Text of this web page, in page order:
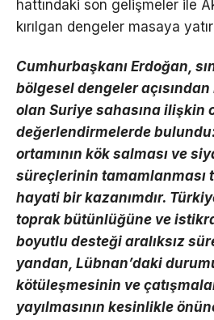
hattındaki son gelişmeler ile
kırılgan dengeler masaya
Cumhurbaşkanı Erdoğan,
bölgesel dengeler
olan Suriye sahasına ilişkin
değerlendirmelerde
ortamının kök salması ve
süreçlerinin tamamlanması
hayati bir kazanımdır.
toprak bütünlüğüne ve
boyutlu desteği aralıksız
yandan, Lübnan’daki
kötüleşmesinin ve
yayılmasının kesinlikle